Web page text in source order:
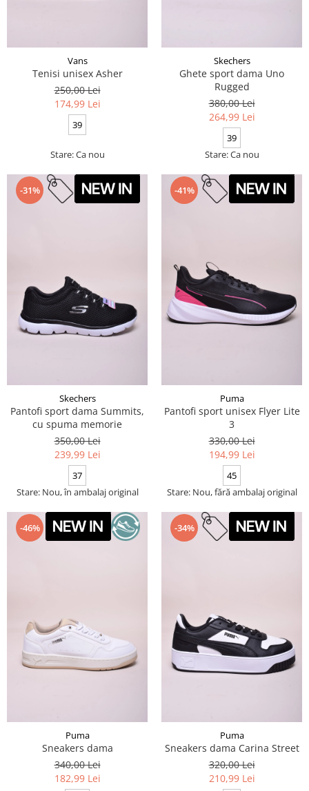
Vans
Tenisi unisex Asher
250,00 Lei
174,99 Lei
39
Stare: Ca nou
Skechers
Ghete sport dama Uno
Rugged
380,00 Lei
264,99 Lei
39
Stare: Ca nou
-31%
Skechers
Pantofi sport dama Summits,
cu spuma memorie
350,00 Lei
239,99 Lei
37
Stare: Nou, în ambalaj original
-41%
Puma
Pantofi sport unisex Flyer Lite
3
330,00 Lei
194,99 Lei
45
Stare: Nou, fără ambalaj original
-46%
Puma
Sneakers dama
340,00 Lei
182,99 Lei
-34%
Puma
Sneakers dama Carina Street
320,00 Lei
210,99 Lei